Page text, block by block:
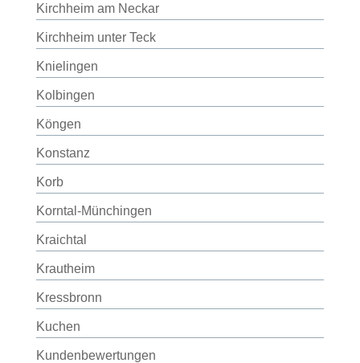
Kirchheim am Neckar
Kirchheim unter Teck
Knielingen
Kolbingen
Köngen
Konstanz
Korb
Korntal-Münchingen
Kraichtal
Krautheim
Kressbronn
Kuchen
Kundenbewertungen